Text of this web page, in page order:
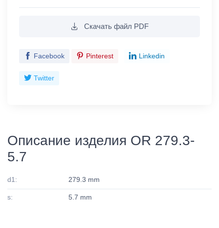
Скачать файл PDF
Facebook Pinterest Linkedin
Twitter
Описание изделия OR 279.3-
5.7
d1: 279.3 mm
s: 5.7 mm